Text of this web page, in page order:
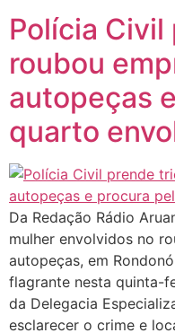
Polícia
roubou
autopeças
quarto
Da Redação Rádio
mulher envolvidos no
autopeças, em
flagrante nesta quinta-
da Delegacia
esclarecer o crime e